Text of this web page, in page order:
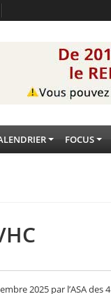
FOCUS
2025 par l’ASA des 4